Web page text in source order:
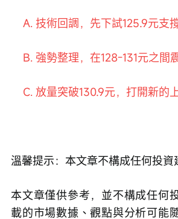
A. 技術回調，先下試125.9元支
B. 強勢整理，在128-131元之間
C. 放量突破130.9元，打開新的
溫馨提示：本文章不構成任何投資
本文章僅供參考，並不構成任何
載的市場數據、觀點與分析可能